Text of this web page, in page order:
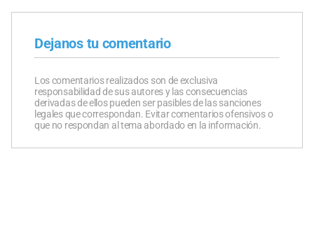
Dejanos tu comentario
Los comentarios realizados son de exclusiva
responsabilidad de sus autores y las consecuencias
derivadas de ellos pueden ser pasibles de las sanciones
legales que correspondan. Evitar comentarios ofensivos o
que no respondan al tema abordado en la información.